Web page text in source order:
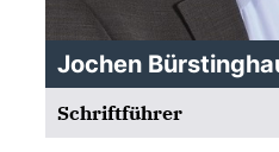
Jochen
Schriftführer